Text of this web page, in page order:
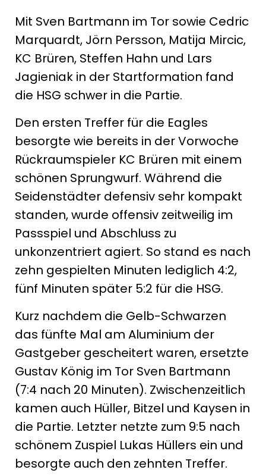
Mit Sven Bartmann im Tor sowie Cedric
Marquardt, Jörn Persson, Matija Mircic,
KC Brüren, Steffen Hahn und Lars
Jagieniak in der Startformation fand
die HSG schwer in die Partie.
Den ersten Treffer für die Eagles
besorgte wie bereits in der Vorwoche
Rückraumspieler KC Brüren mit einem
schönen Sprungwurf. Während die
Seidenstädter defensiv sehr kompakt
standen, wurde offensiv zeitweilig im
Passspiel und Abschluss zu
unkonzentriert agiert. So stand es nach
zehn gespielten Minuten lediglich 4:2,
fünf Minuten später 5:2 für die HSG.
Kurz nachdem die Gelb-Schwarzen
das fünfte Mal am Aluminium der
Gastgeber gescheitert waren, ersetzte
Gustav König im Tor Sven Bartmann
(7:4 nach 20 Minuten). Zwischenzeitlich
kamen auch Hüller, Bitzel und Kaysen in
die Partie. Letzter netzte zum 9:5 nach
schönem Zuspiel Lukas Hüllers ein und
besorgte auch den zehnten Treffer.